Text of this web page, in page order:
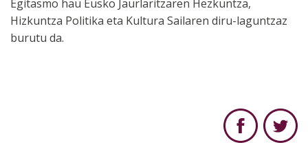
Egitasmo hau Eusko Jaurlaritzaren Hezkuntza,
Hizkuntza Politika eta Kultura Sailaren diru-laguntzaz
burutu da.